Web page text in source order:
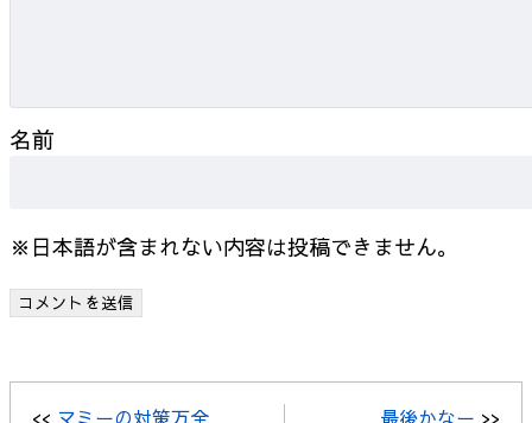
名前
※日本語が含まれない内容は投稿できません。
<< マミーの対策万全
最後かなー >>